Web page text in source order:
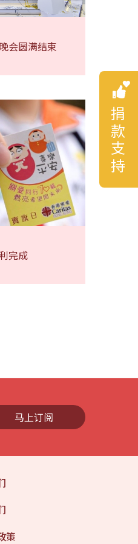
会圆满结束
完成
马上订阅
策
捐款支持